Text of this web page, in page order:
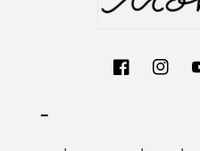
FacebookInstagram